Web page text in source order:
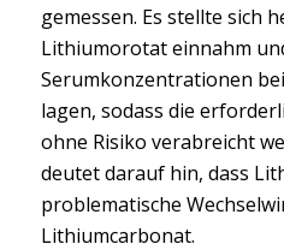
gemessen. Es stellte sich
Lithiumorotat einnahm
Serumkonzentrationen
lagen, sodass die
ohne Risiko verabreicht
deutet darauf hin, dass
problematische
Lithiumcarbonat.